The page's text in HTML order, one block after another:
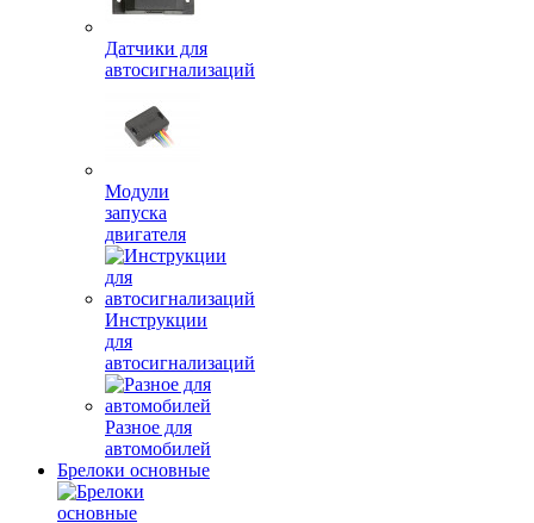
Датчики для
автосигнализаций
Модули
запуска
двигателя
Инструкции
для
автосигнализаций
Разное для
автомобилей
Брелоки основные